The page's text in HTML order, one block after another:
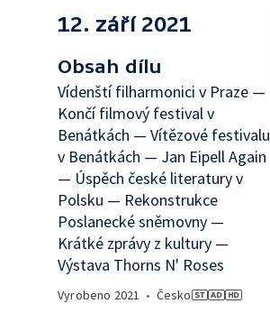
12. září 2021
Obsah dílu
Vídenští filharmonici v Praze —
Končí filmový festival v
Benátkách — Vítězové festivalu
v Benátkách — Jan Eipell Again
— Úspěch české literatury v
Polsku — Rekonstrukce
Poslanecké sněmovny —
Krátké zprávy z kultury —
Výstava Thorns N' Roses
Vyrobeno 2021 • Česko